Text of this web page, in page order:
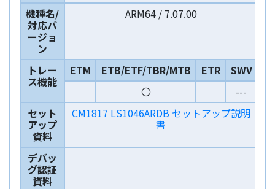
機種名/
対応バ
ージョ
ン
ARM64 / 7.07.00
トレー
ス機能
ETM ETB/ETF/TBR/MTB ETR
SWV
〇
---
セット
アップ
資料
CM1817 LS1046ARDB セットアップ説明
書
デバッ
グ認証
資料